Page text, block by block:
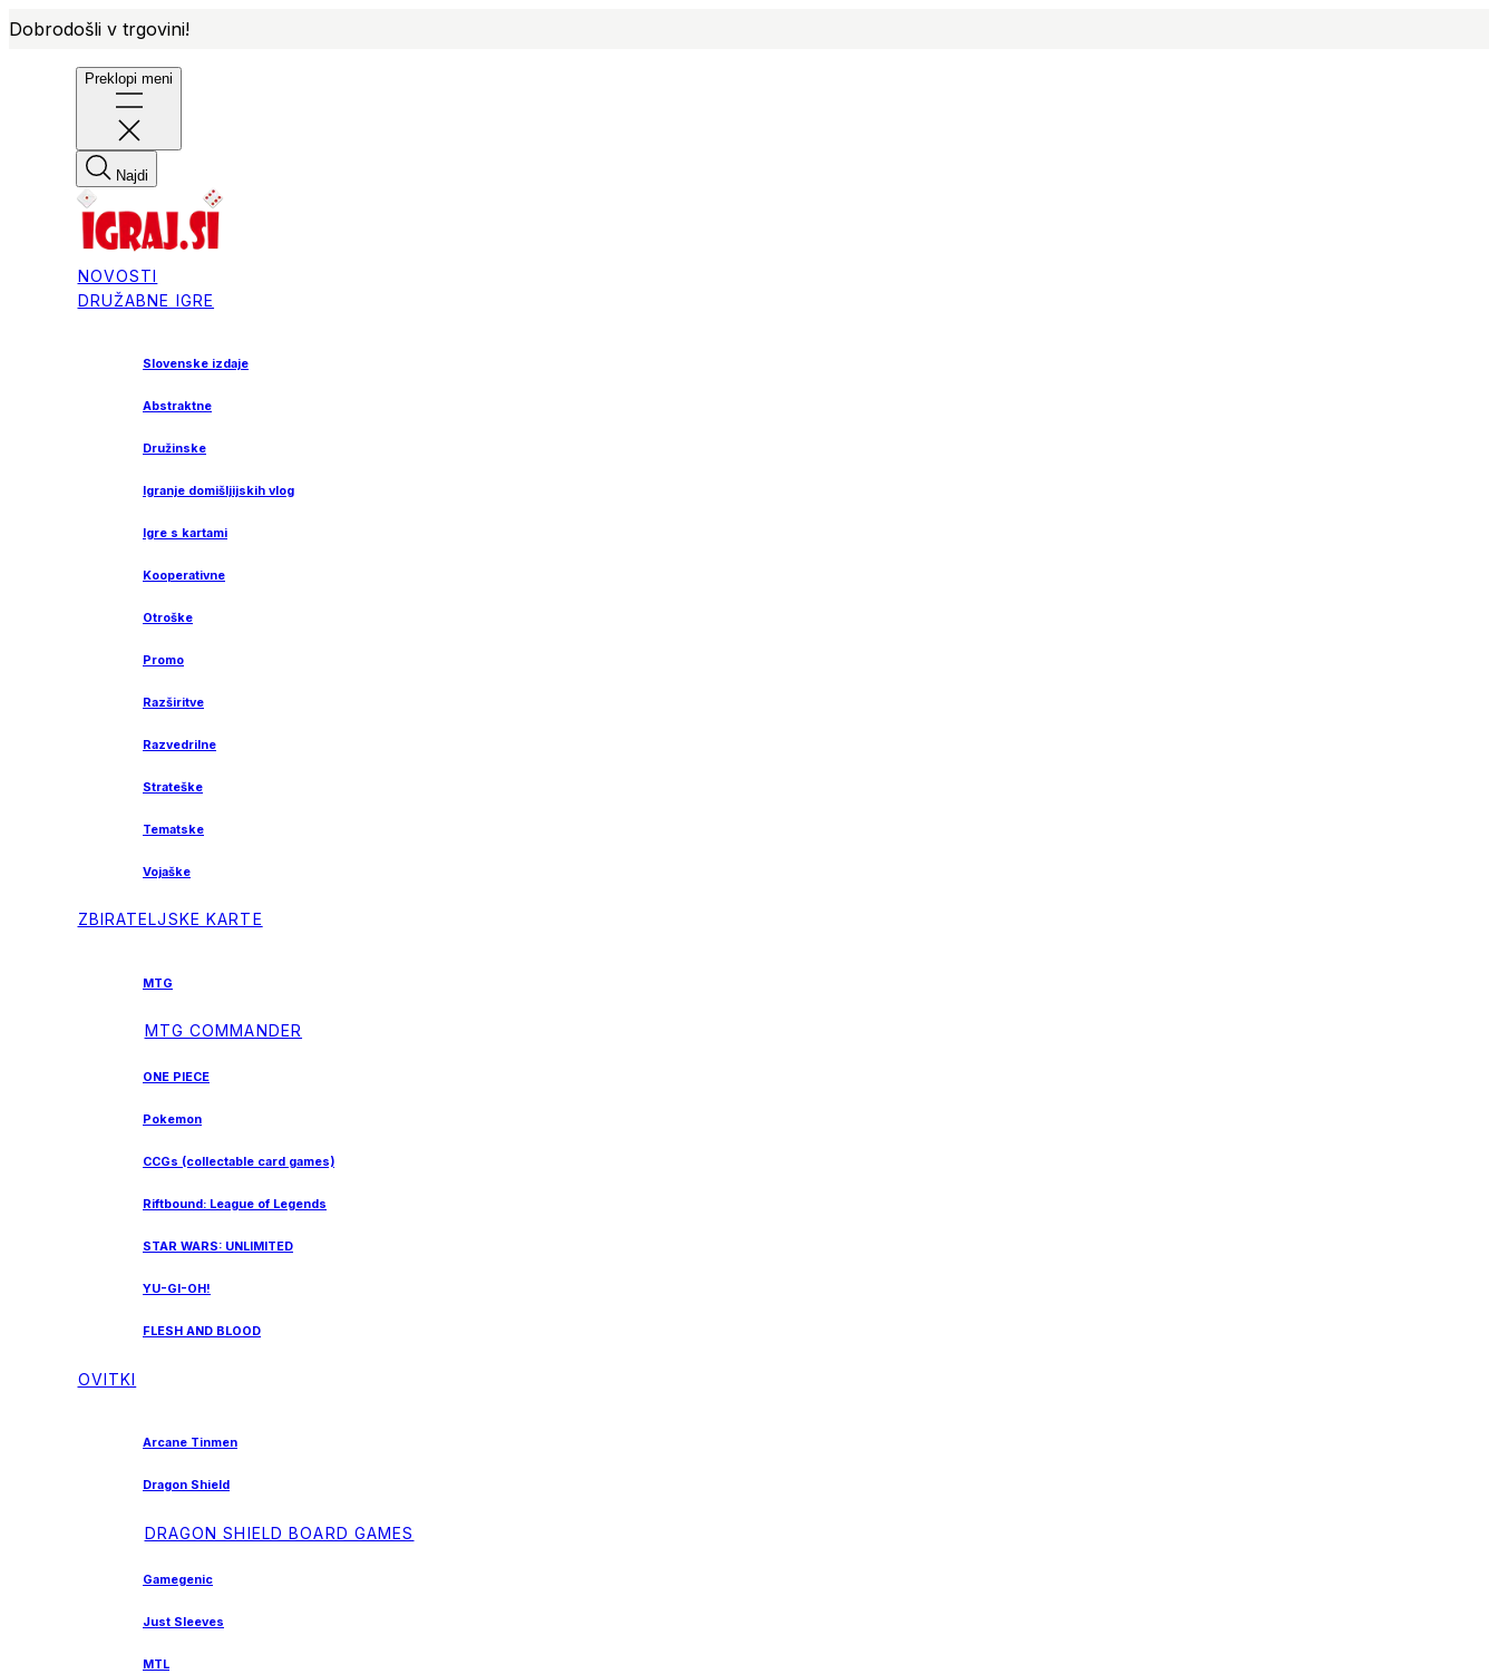
Dobrodošli v trgovini!
Preklopi meni
Najdi
NOVOSTI
DRUŽABNE IGRE
Slovenske izdaje
Abstraktne
Družinske
Igranje domišljijskih vlog
Igre s kartami
Kooperativne
Otroške
Promo
Razširitve
Razvedrilne
Strateške
Tematske
Vojaške
ZBIRATELJSKE KARTE
MTG
MTG COMMANDER
ONE PIECE
Pokemon
CCGs (collectable card games)
Riftbound: League of Legends
STAR WARS: UNLIMITED
YU-GI-OH!
FLESH AND BLOOD
OVITKI
Arcane Tinmen
Dragon Shield
DRAGON SHIELD BOARD GAMES
Gamegenic
Just Sleeves
MTL